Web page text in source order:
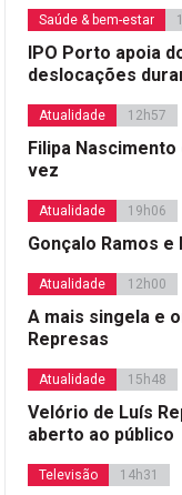
Saúde & bem-estar
IPO Porto apoia
deslocações
Atualidade 12h57
Filipa
vez
Atualidade 19h06
Gonçalo Ramos
Atualidade 12h00
A mais singela e
Represas
Atualidade 15h48
Velório de Luís
aberto ao público
Televisão 14h31